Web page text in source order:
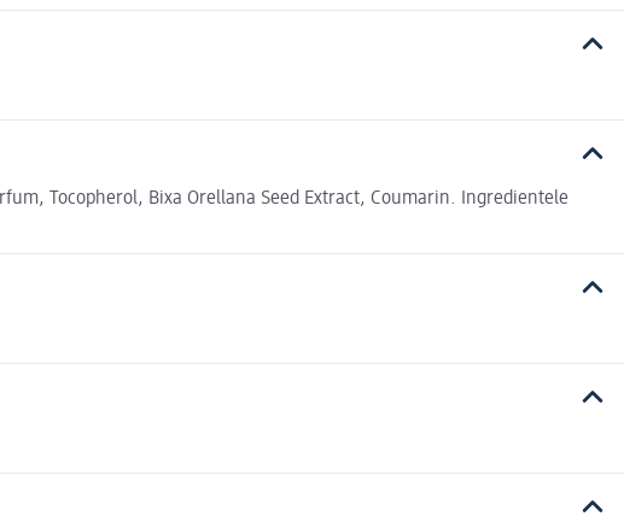
Tocopherol, Bixa Orellana Seed Extract, Coumarin. Ingredientele